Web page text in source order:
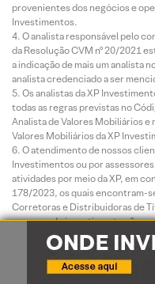
provenientes dos negócios e
Investimentos.
O analista responsável pelo
da Resolução CVM nº 20/2021
a indicação de mais um analista
analista credenciado a ser
Os analistas da XP
todas as regras previstas no
Analista de Valores Mobiliários e
Valores Mobiliários da XP
O atendimento de nossos
Investimentos ou por
atividades por meio da XP, em
178/2023, os quais encontram-
Corretoras e Distribuidoras de
assessor de investimento não
gestão de patrimônio de
solicitar autorização prévia do
no mercado de capitais.
Para fins de verificação da